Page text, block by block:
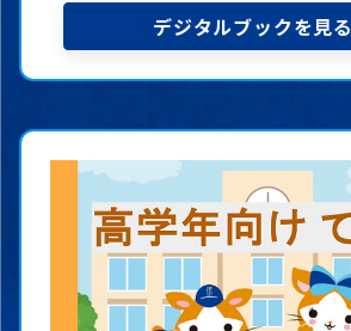
デジタルブックを見る